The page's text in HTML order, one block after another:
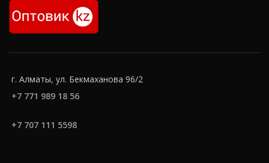
г. Алматы, ул. Бекмаханова 96/2
+7 771 989 18 56
+7 707 111 5598